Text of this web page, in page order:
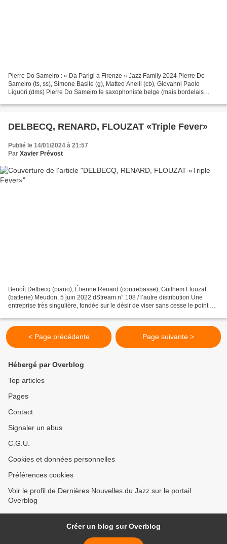
Pierre Do Sameiro : « Da Parigi a Firenze » Jazz Family 2024 Pierre Do
Sameiro (ts, ss), Simone Basile (g), Matteo Anelli (cb), Giovanni Paolo
Liguori (dms) Pierre Do Sameiro le saxophoniste belge (mais bordelais
DELBECQ, RENARD, FLOUZAT «Triple Fever»
Publié le 14/01/2024 à 21:57
Par Xavier Prévost
Benoît Delbecq (piano), Étienne Renard (contrebasse), Guilhem Flouzat
(batterie) Meudon, 5 juin 2022 dStream n° 108 / l’autre distribution Une
entreprise très singulière, fondée sur le désir de viser sans cesse le point de
< Page précédente Page suivante >
Hébergé par Overblog
Top articles
Pages
Contact
Signaler un abus
C.G.U.
Cookies et données personnelles
Préférences cookies
Voir le profil de Dernières Nouvelles du Jazz sur le portail
Overblog
Créer un blog sur Overblog